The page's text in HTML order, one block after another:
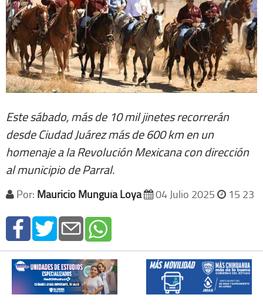
Este sábado, más de 10 mil jinetes recorrerán
desde Ciudad Juárez más de 600 km en un
homenaje a la Revolución Mexicana con dirección
al municipio de Parral.
Por: Mauricio Munguía Loya 04 Julio 2025 15 23